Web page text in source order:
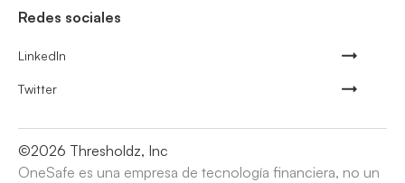
Redes sociales
LinkedIn
Twitter
©2026 Thresholdz, Inc
OneSafe es una empresa de tecnología financiera, no un